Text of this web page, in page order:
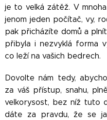
je to velká zátěž. V
jenom jeden počítač, vy,
pak přicházíte domů a
přibyla i nezvyklá forma
co leží na vašich bedrech.
Dovolte nám tedy,
za váš přístup, snahu,
velkorysost, bez níž tuto
dáte za pravdu, že se